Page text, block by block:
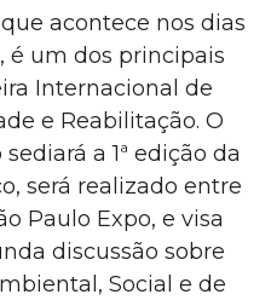
acontece nos dias
é um dos principais
Internacional de
e Reabilitação. O
a 1ª edição da
será realizado entre
Paulo Expo, e visa
discussão sobre
Social e de